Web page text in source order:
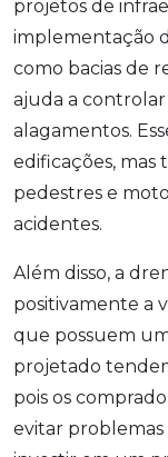
projetos de
implementação
como bacias de
ajuda a
alagamentos.
edificações, mas
pedestres e
acidentes.
Além disso, a
positivamente a
que possuem
projetado
pois os
evitar problemas